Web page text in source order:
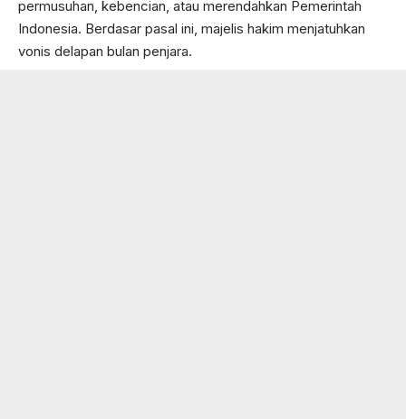
permusuhan, kebencian, atau merendahkan Pemerintah
Indonesia. Berdasar pasal ini, majelis hakim menjatuhkan
vonis delapan bulan penjara.